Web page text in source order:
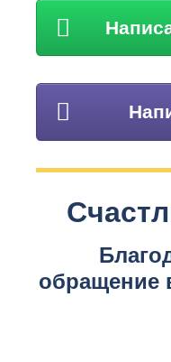
обращение